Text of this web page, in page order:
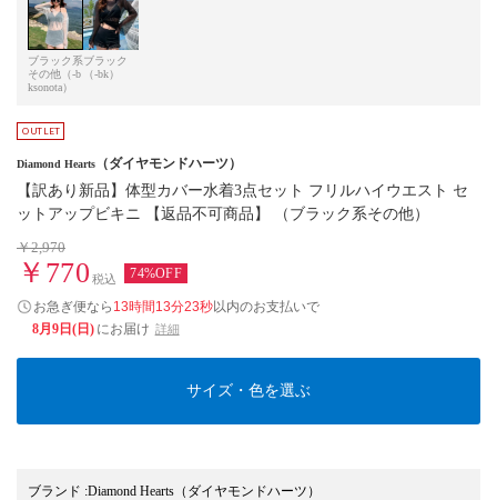
ブラック系
その他（-b
ksonota）
ブラック
（-bk）
Diamond Hearts （ダイヤモンドハーツ）
【訳あり新品】体型カバー水着3点セット フリルハイウエスト セ
ットアップビキニ 【返品不可商品】 （ブラック系その他）
￥2,970
￥770 税込 74%OFF
お急ぎ便なら 13時間13分22秒以内のお支払いで
8月9日(日) にお届け 詳細
サイズ・色を選ぶ
ブランド :Diamond Hearts （ダイヤモンドハーツ）